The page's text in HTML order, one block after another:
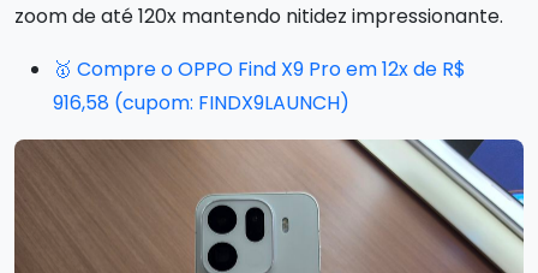
zoom de até 120x mantendo nitidez impressionante.
🥇 Compre o OPPO Find X9 Pro em 12x de R$
916,58 (cupom: FINDX9LAUNCH)